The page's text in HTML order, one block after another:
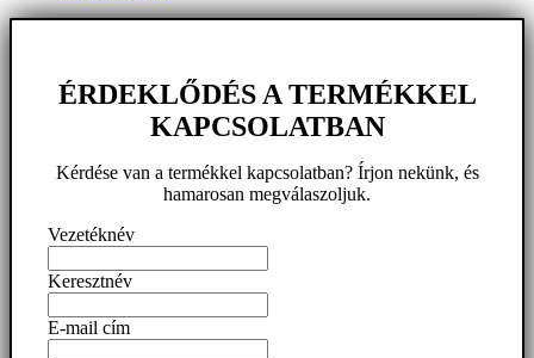
ÉRDEKLŐDÉS A TERMÉKKEL
KAPCSOLATBAN
Kérdése van a termékkel kapcsolatban? Írjon nekünk, és
hamarosan megválaszoljuk.
Vezetéknév
Keresztnév
E-mail cím